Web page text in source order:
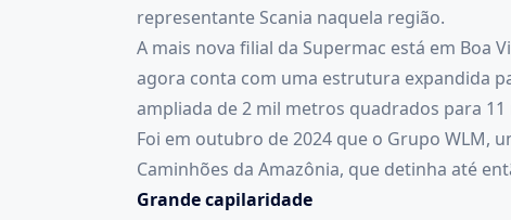
representante Scania naquela região.
A mais nova filial da Supermac está em Boa
agora conta com uma estrutura expandida
ampliada de 2 mil metros quadrados para 11
Foi em outubro de 2024 que o Grupo WLM,
Caminhões da Amazônia, que detinha até
Grande capilaridade